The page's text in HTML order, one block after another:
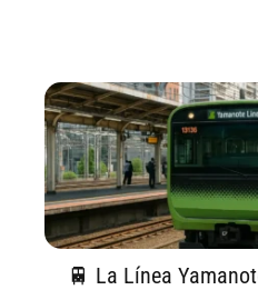
🚆 La Línea